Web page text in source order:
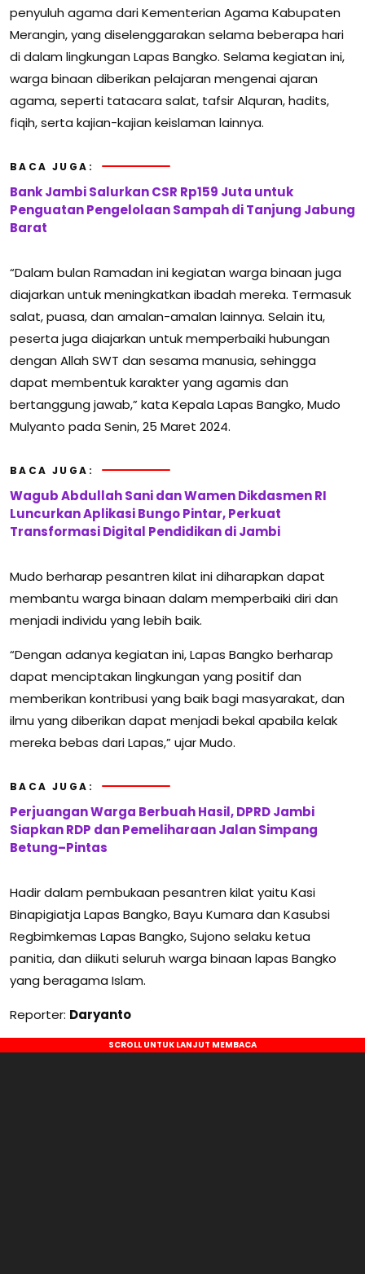
penyuluh agama dari Kementerian Agama Kabupaten
Merangin, yang diselenggarakan selama beberapa hari
di dalam lingkungan Lapas Bangko. Selama kegiatan ini,
warga binaan diberikan pelajaran mengenai ajaran
agama, seperti tatacara salat, tafsir Alquran, hadits,
fiqih, serta kajian-kajian keislaman lainnya.
BACA JUGA:
Bank Jambi Salurkan CSR Rp159 Juta untuk
Penguatan Pengelolaan Sampah di Tanjung Jabung
Barat
“Dalam bulan Ramadan ini kegiatan warga binaan juga
diajarkan untuk meningkatkan ibadah mereka. Termasuk
salat, puasa, dan amalan-amalan lainnya. Selain itu,
peserta juga diajarkan untuk memperbaiki hubungan
dengan Allah SWT dan sesama manusia, sehingga
dapat membentuk karakter yang agamis dan
bertanggung jawab,” kata Kepala Lapas Bangko, Mudo
Mulyanto pada Senin, 25 Maret 2024.
BACA JUGA:
Wagub Abdullah Sani dan Wamen Dikdasmen RI
Luncurkan Aplikasi Bungo Pintar, Perkuat
Transformasi Digital Pendidikan di Jambi
Mudo berharap pesantren kilat ini diharapkan dapat
membantu warga binaan dalam memperbaiki diri dan
menjadi individu yang lebih baik.
“Dengan adanya kegiatan ini, Lapas Bangko berharap
dapat menciptakan lingkungan yang positif dan
memberikan kontribusi yang baik bagi masyarakat, dan
ilmu yang diberikan dapat menjadi bekal apabila kelak
mereka bebas dari Lapas,” ujar Mudo.
BACA JUGA:
Perjuangan Warga Berbuah Hasil, DPRD Jambi
Siapkan RDP dan Pemeliharaan Jalan Simpang
Betung–Pintas
Hadir dalam pembukaan pesantren kilat yaitu Kasi
Binapigiatja Lapas Bangko, Bayu Kumara dan Kasubsi
Regbimkemas Lapas Bangko, Sujono selaku ketua
panitia, dan diikuti seluruh warga binaan lapas Bangko
yang beragama Islam.
Reporter: Daryanto